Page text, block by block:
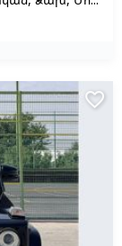
favorite_border